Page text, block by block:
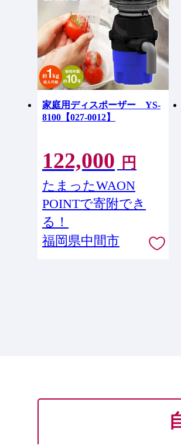
家庭用ディスポーザー YS-
8100【027-0012】
122,000 円
たまったWAON
POINTで寄附でき
る！
福岡県中間市